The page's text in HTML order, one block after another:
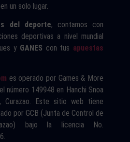
en un solo lugar.
del deporte, contamos con
deportivas a nivel mundial
y GANES con tus apuestas
es operado por Games & More
número 149948 en Hanchi Snoa
Curazao. Este sitio web tiene
por GCB (Junta de Control de
bajo la licencia No.